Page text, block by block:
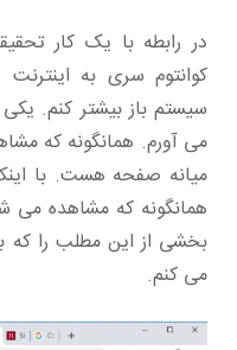
در رابطه با یک کار
کوانتوم سری به
سیستم باز بیشتر کنم. یکی
می آورم. همانگونه که
میانه صفحه هست. با
همانگونه که مشاهده می
بخشی از این مطلب را
می کنم.